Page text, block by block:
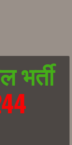
भर्ती